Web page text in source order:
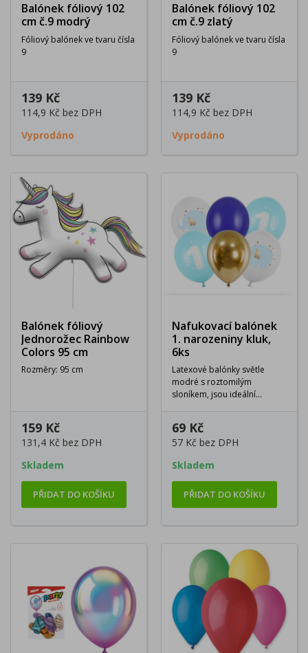
Balónek fóliový 102
cm č.9 modrý
Fóliový balónek ve tvaru čísla
9
139 Kč
114,9 Kč bez DPH
Vyprodáno
Balónek fóliový 102
cm č.9 zlatý
Fóliový balónek ve tvaru čísla
9
139 Kč
114,9 Kč bez DPH
Vyprodáno
Balónek fóliový
Jednorožec Rainbow
Colors 95 cm
Rozměry: 95 cm
159 Kč
131,4 Kč bez DPH
Skladem
PŘIDAT DO KOŠÍKU
Nafukovací balónek
1. narozeniny kluk,
6ks
Latexové balónky světle
modré s roztomilým
sloníkem, jsou ideální
69 Kč
57 Kč bez DPH
Skladem
PŘIDAT DO KOŠÍKU